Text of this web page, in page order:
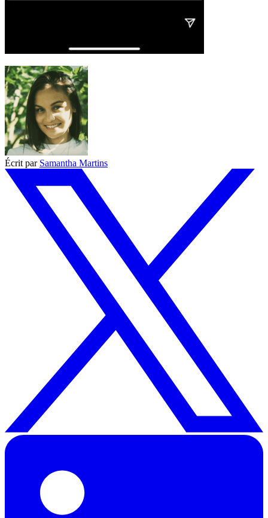
Écrit par Samantha Martins